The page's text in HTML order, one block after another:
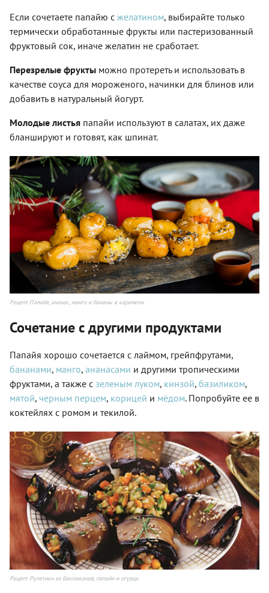
Если сочетаете папайю с желатином, выбирайте только
термически обработанные фрукты или пастеризованный
фруктовый сок, иначе желатин не сработает.
Перезрелые фрукты можно протереть и использовать в
качестве соуса для мороженого, начинки для блинов или
добавить в натуральный йогурт.
Молодые листья папайи используют в салатах, их даже
бланшируют и готовят, как шпинат.
Рецепт Папайя, ананас, манго и бананы в карамели
Сочетание с другими продуктами
Папайя хорошо сочетается с лаймом, грейпфрутами,
бананами, манго, ананасами и другими тропическими
фруктами, а также с зеленым луком, кинзой, базиликом,
мятой, черным перцем, корицей и мёдом. Попробуйте ее в
коктейлях с ромом и текилой.
Рецепт Рулетики из баклажанов, папайи и огурца